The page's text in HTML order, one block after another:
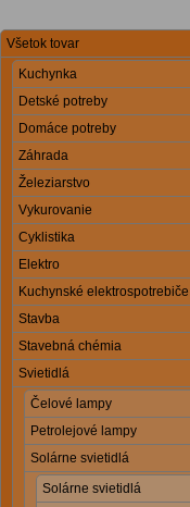
Všetok tovar
Kuchynka
Detské potreby
Domáce potreby
Záhrada
Železiarstvo
Vykurovanie
Cyklistika
Elektro
Kuchynské elektrospotrebiče
Stavba
Stavebná chémia
Svietidlá
Čelové lampy
Petrolejové lampy
Solárne svietidlá
Solárne svietidlá